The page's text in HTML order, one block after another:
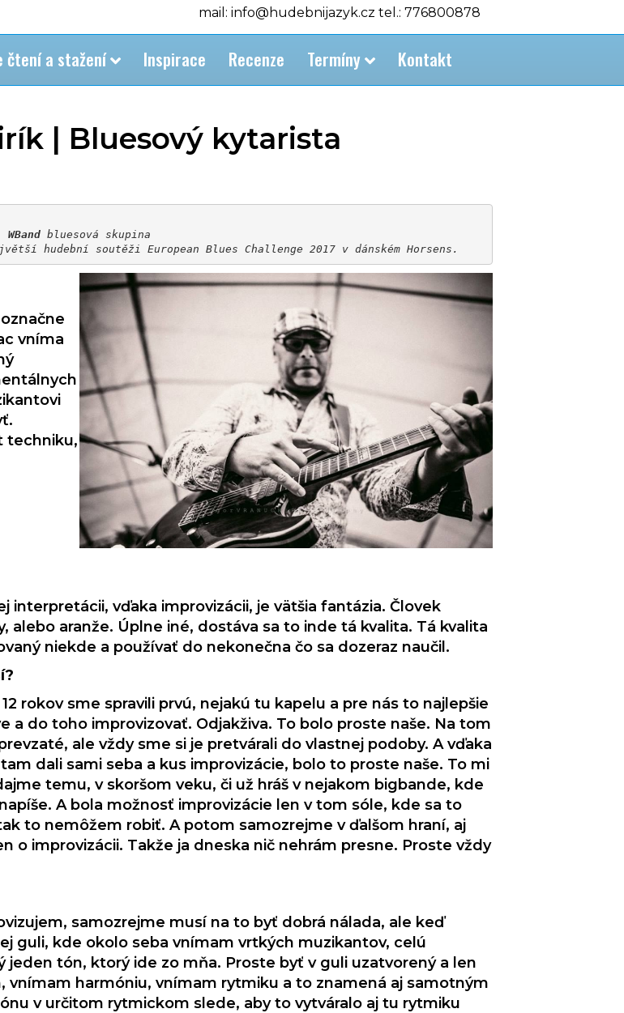
mail: info@hudebnijazyk.cz tel.: 776800878
čtení a stažení Inspirace Recenze Termíny Kontakt
| Bluesový kytarista
WBand bluesová skupina
hudební soutěži European Blues Challenge 2017 v dánském Horsens.
vníma
techniku,
vďaka improvizácii, je vätšia fantázia. Človek
aranže. Úplne iné, dostáva sa to inde tá kvalita. Tá kvalita
niekde a používať do nekonečna čo sa dozeraz naučil.
rokov sme spravili prvú, nejakú tu kapelu a pre nás to najlepšie
a do toho improvizovať. Odjakživa. To bolo proste naše. Na tom
ale vždy sme si je pretvárali do vlastnej podoby. A vďaka
dali sami seba a kus improvizácie, bolo to proste naše. To mi
temu, v skoršom veku, či už hráš v nejakom bigbande, kde
A bola možnosť improvizácie len v tom sóle, kde sa to
to nemôžem robiť. A potom samozrejme v ďalšom hraní, aj
o improvizácii. Takže ja dneska nič nehrám presne. Proste vždy
samozrejme musí na to byť dobrá nálada, ale keď
guli, kde okolo seba vnímam vrtkých muzikantov, celú
jeden tón, ktorý ide zo mňa. Proste byť v guli uzatvorený a len
vnímam harmóniu, vnímam rytmiku a to znamená aj samotným
v určitom rytmickom slede, aby to vytváralo aj tu rytmiku